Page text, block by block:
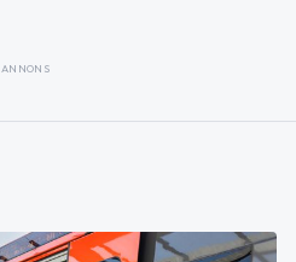
ANNONS